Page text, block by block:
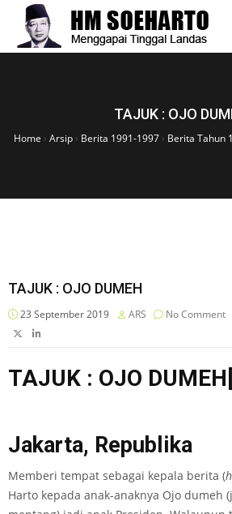
TAJUK : OJO
Home › Arsip› Berita 1991-1997› Berita Tahun
TAJUK : OJO DUMEH
23 September 2019 ARS No Comment
TAJUK : OJO
Jakarta, Republika
Memberi tempat sebagai kepala berita (
Harto kepada anak-anaknya Ojo dumeh